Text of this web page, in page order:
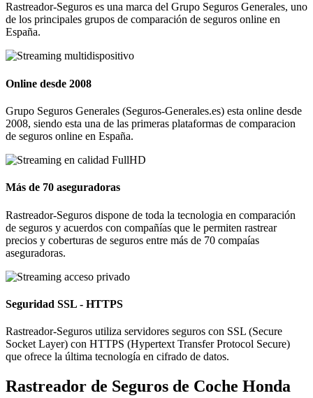
Rastreador-Seguros es una marca del Grupo Seguros Generales, uno
de los principales grupos de comparación de seguros online en
España.
Online desde 2008
Grupo Seguros Generales (Seguros-Generales.es) esta online desde
2008, siendo esta una de las primeras plataformas de comparacion
de seguros online en España.
Más de 70 aseguradoras
Rastreador-Seguros dispone de toda la tecnologia en comparación
de seguros y acuerdos con compañías que le permiten rastrear
precios y coberturas de seguros entre más de 70 compaías
aseguradoras.
Seguridad SSL - HTTPS
Rastreador-Seguros utiliza servidores seguros con SSL (Secure
Socket Layer) con HTTPS (Hypertext Transfer Protocol Secure)
que ofrece la última tecnología en cifrado de datos.
Rastreador de Seguros de Coche Honda